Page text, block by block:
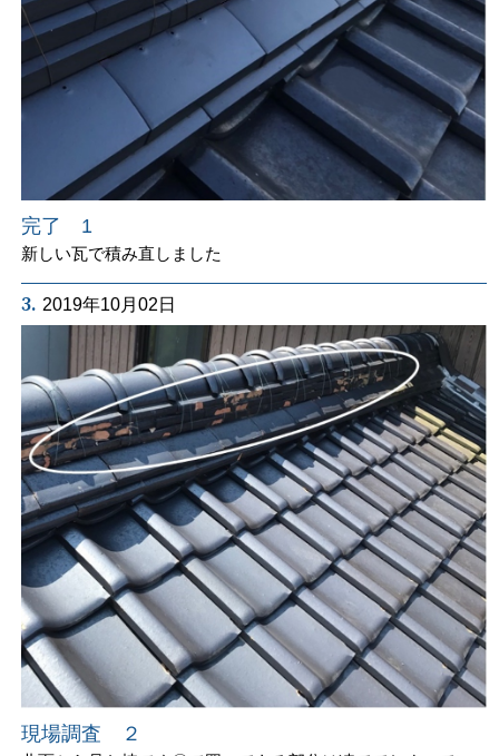
完了 1
新しい瓦で積み直しました
3. 2019年10月02日
現場調査 ２